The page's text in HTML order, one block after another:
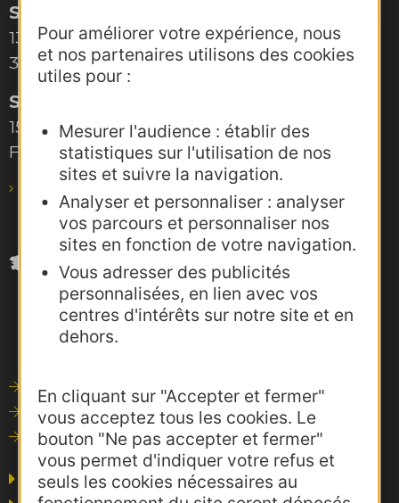
Pour améliorer votre expérience, nous
et nos partenaires utilisons des cookies
utiles pour :
Mesurer l'audience : établir des
statistiques sur l'utilisation de nos
sites et suivre la navigation.
Analyser et personnaliser : analyser
vos parcours et personnaliser nos
sites en fonction de votre navigation.
Vous adresser des publicités
personnalisées, en lien avec vos
centres d'intérêts sur notre site et en
dehors.
En cliquant sur "Accepter et fermer"
vous acceptez tous les cookies. Le
bouton "Ne pas accepter et fermer"
vous permet d'indiquer votre refus et
seuls les cookies nécessaires au
Site de Montpellier
132, boulevard Pénélope
34000 Montpellier
Site de Toulouse
15, rue Rivals – CS 78543
F-31685 Toulouse Cedex 6
pro@agence-adocc.com
Outils de communication
Photothèque
Consultations
Agence AD'OCC